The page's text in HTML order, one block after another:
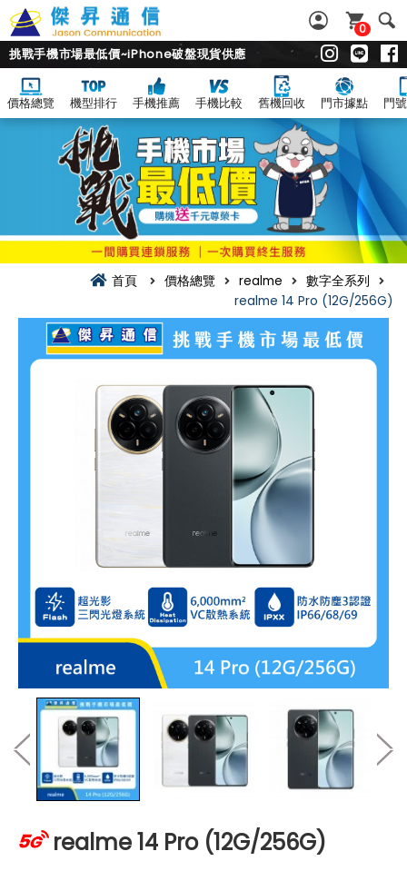
0
挑戰手機市場最低價~iPhone破盤現貨供應
價格總覽 機型排行 手機推薦 手機比較 舊機回收 門市據點 門
首頁 價格總覽 realme
數字全系列
realme 14 Pro (12G/256G)
realme 14 Pro (12G/256G)